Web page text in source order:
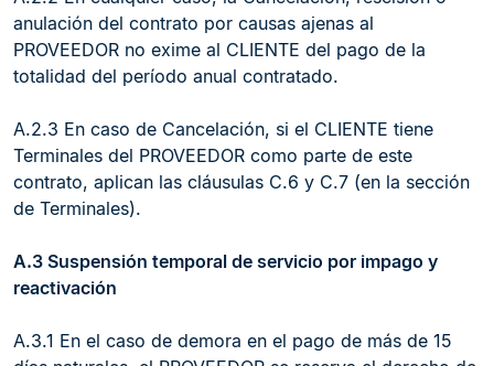
anulación del contrato por causas ajenas al
PROVEEDOR no exime al CLIENTE del pago de la
totalidad del período anual contratado.
A.2.3 En caso de Cancelación, si el CLIENTE tiene
Terminales del PROVEEDOR como parte de este
contrato, aplican las cláusulas C.6 y C.7 (en la sección
de Terminales).
A.3 Suspensión temporal de servicio por impago y
reactivación
A.3.1 En el caso de demora en el pago de más de 15